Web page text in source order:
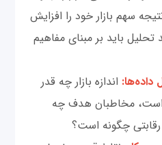
سهم بازار خود را افزایش
تحلیل باید بر مبنای مفاهیم
داده‌ها: اندازه بازار چه قدر
مخاطبان هدف چه
چگونه است؟